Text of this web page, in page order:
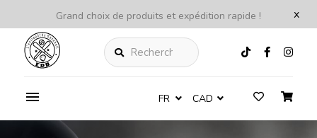
x
Grand choix de produits et expédition rapide !
Rechercher
FR CAD